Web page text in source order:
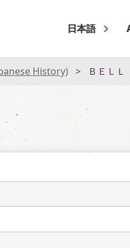
日本語
History) ＢＥＬＬ